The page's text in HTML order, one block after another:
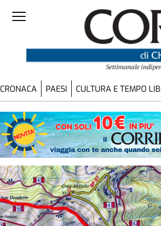
CRONACA PAESI CULTURA E TEMPO